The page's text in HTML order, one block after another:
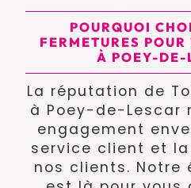
POURQUOI
FERMETURES
À POEY-DE-
La réputation de
à Poey-de-Lescar
engagement
service client et
nos clients. Notre